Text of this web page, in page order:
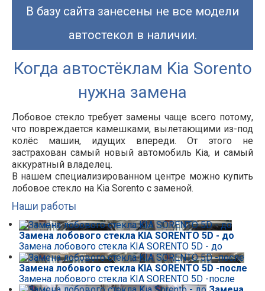
В базу сайта занесены не все модели
автостекол в наличии.
Когда автостёклам Kia Sorento
нужна замена
Лобовое стекло требует замены чаще всего потому,
что повреждается камешками, вылетающими из-под
колёс машин, идущих впереди. От этого не
застрахован самый новый автомобиль Kia, и самый
аккуратный владелец.
В нашем специализированном центре можно купить
лобовое стекло на Kia Sorento с заменой.
Наши работы
Замена лобового стекла KIA SORENTO 5D - до
Замена лобового стекла KIA SORENTO 5D - до
Замена лобового стекла KIA SORENTO 5D -после
Замена лобового стекла KIA SORENTO 5D -после